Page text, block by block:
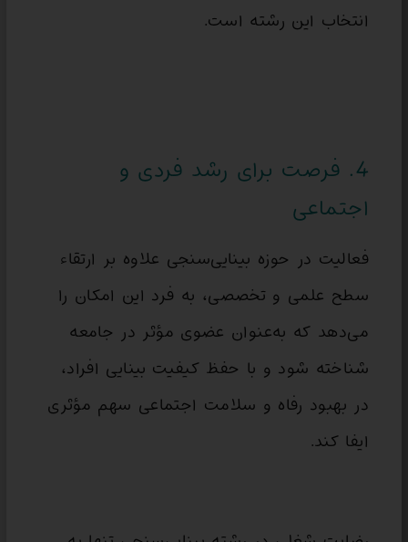
انتخاب این رشته است.
4. فرصت برای رشد فردی و
اجتماعی
فعالیت در حوزه بینایی‌سنجی علاوه بر ارتقاء
سطح علمی و تخصصی، به فرد این امکان را
می‌دهد که به‌عنوان عضوی مؤثر در جامعه
شناخته شود و با حفظ کیفیت بینایی افراد،
در بهبود رفاه و سلامت اجتماعی سهم مؤثری
ایفا کند.